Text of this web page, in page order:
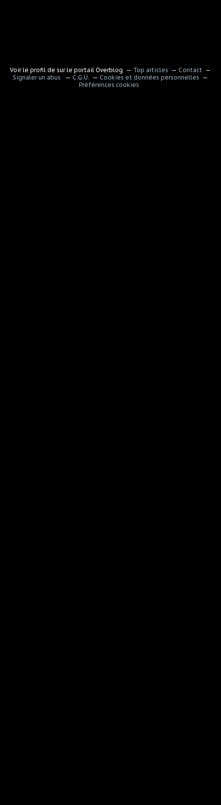
Voir le profil de sur le portail Overblog Top articles
Contact
Signaler un abus
C.G.U.
Cookies et données personnelles
Préférences cookies